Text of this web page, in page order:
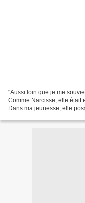
"Aussi loin que je me
Comme Narcisse, elle était
Dans ma jeunesse, elle